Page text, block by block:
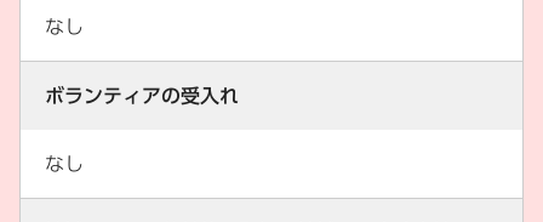
なし
ボランティアの受入れ
なし